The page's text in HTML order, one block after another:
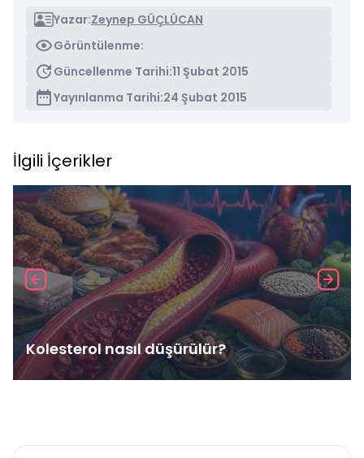
Yazar:Zeynep GÜÇLÜCAN
Görüntülenme:
Güncellenme Tarihi:11 Şubat 2015
Yayınlanma Tarihi:24 Şubat 2015
İlgili İçerikler
Kolesterol nasıl düşürülür?